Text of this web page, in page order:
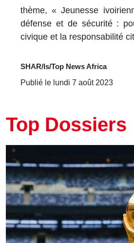
thème, « Jeunesse
défense et de sécurité :
civique et la responsabilité
SHAR/ls/Top News Africa
Publié le lundi 7 août 2023
Top Dossiers